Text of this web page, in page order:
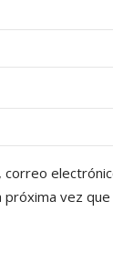
correo
vez que